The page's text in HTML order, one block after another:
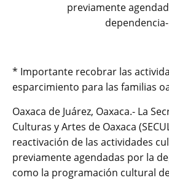
previamente
* Importante recobrar las
esparcimiento para las familias
Oaxaca de Juárez, Oaxaca.- La
Culturas y Artes de Oaxaca
reactivación de las actividades
previamente agendadas por la
como la programación cultural